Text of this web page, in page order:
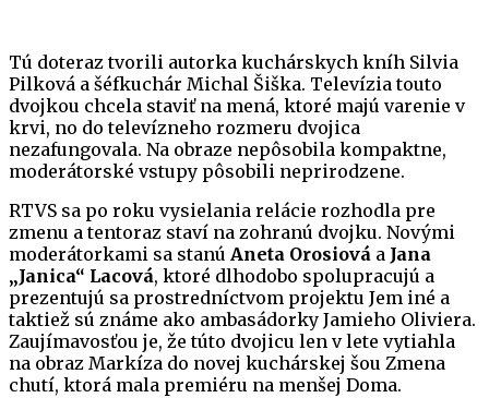
Tú doteraz tvorili autorka kuchárskych kníh Silvia
Pilková a šéfkuchár Michal Šiška. Televízia touto
dvojkou chcela staviť na mená, ktoré majú varenie v
krvi, no do televízneho rozmeru dvojica
nezafungovala. Na obraze nepôsobila kompaktne,
moderátorské vstupy pôsobili neprirodzene.
RTVS sa po roku vysielania relácie rozhodla pre
zmenu a tentoraz staví na zohranú dvojku. Novými
moderátorkami sa stanú Aneta Orosiová a Jana
„Janica“ Lacová, ktoré dlhodobo spolupracujú a
prezentujú sa prostredníctvom projektu Jem iné a
taktiež sú známe ako ambasádorky Jamieho Oliviera.
Zaujímavosťou je, že túto dvojicu len v lete vytiahla
na obraz Markíza do novej kuchárskej šou Zmena
chutí, ktorá mala premiéru na menšej Doma.